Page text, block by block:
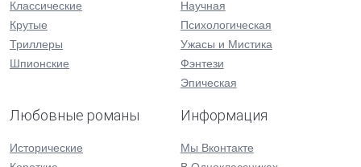
Классические
Крутые
Триллеры
Шпионские
Научная
Психологическая
Ужасы и Мистика
Фэнтези
Эпическая
Любовные романы
Исторические
Информация
Мы Вконтакте